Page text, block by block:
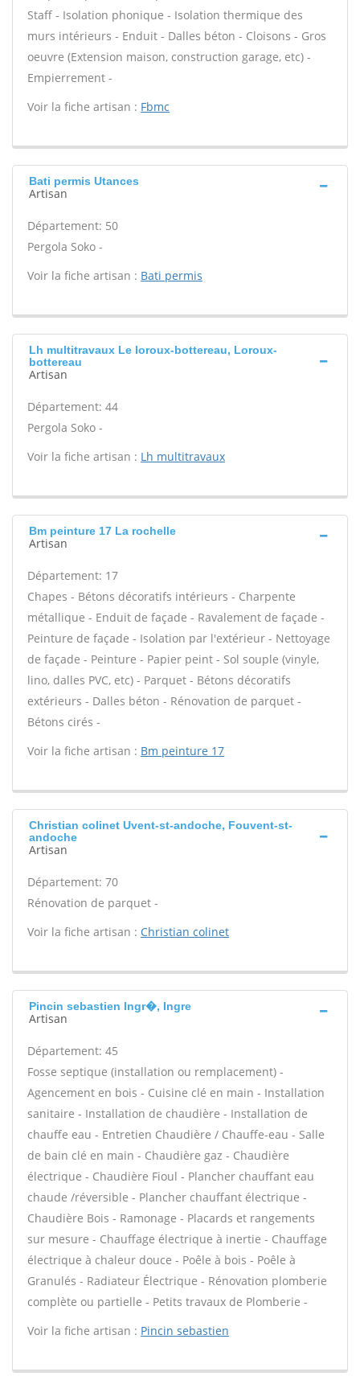
Staff - Isolation phonique - Isolation thermique des
murs intérieurs - Enduit - Dalles béton - Cloisons - Gros
oeuvre (Extension maison, construction garage, etc) -
Empierrement -
Voir la fiche artisan : Fbmc
Bati permis Utances
Artisan
Département: 50
Pergola Soko -
Voir la fiche artisan : Bati permis
Lh multitravaux Le loroux-bottereau, Loroux-
bottereau
Artisan
Département: 44
Pergola Soko -
Voir la fiche artisan : Lh multitravaux
Bm peinture 17 La rochelle
Artisan
Département: 17
Chapes - Bétons décoratifs intérieurs - Charpente
métallique - Enduit de façade - Ravalement de façade -
Peinture de façade - Isolation par l'extérieur - Nettoyage
de façade - Peinture - Papier peint - Sol souple (vinyle,
lino, dalles PVC, etc) - Parquet - Bétons décoratifs
extérieurs - Dalles béton - Rénovation de parquet -
Bétons cirés -
Voir la fiche artisan : Bm peinture 17
Christian colinet Uvent-st-andoche, Fouvent-st-
andoche
Artisan
Département: 70
Rénovation de parquet -
Voir la fiche artisan : Christian colinet
Pincin sebastien Ingr�, Ingre
Artisan
Département: 45
Fosse septique (installation ou remplacement) -
Agencement en bois - Cuisine clé en main - Installation
sanitaire - Installation de chaudière - Installation de
chauffe eau - Entretien Chaudière / Chauffe-eau - Salle
de bain clé en main - Chaudière gaz - Chaudière
électrique - Chaudière Fioul - Plancher chauffant eau
chaude /réversible - Plancher chauffant électrique -
Chaudière Bois - Ramonage - Placards et rangements
sur mesure - Chauffage électrique à inertie - Chauffage
électrique à chaleur douce - Poêle à bois - Poêle à
Granulés - Radiateur Électrique - Rénovation plomberie
complète ou partielle - Petits travaux de Plomberie -
Voir la fiche artisan : Pincin sebastien